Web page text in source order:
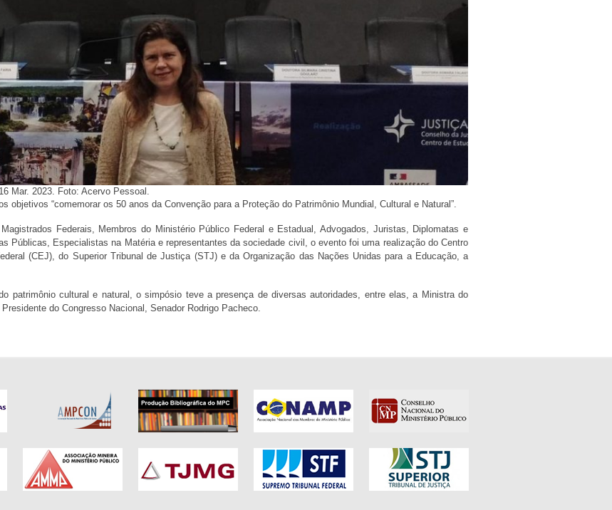
Mar. 2023. Foto: Acervo Pessoal.
objetivos “comemorar os 50 anos da Convenção para a Proteção do Patrimônio Mundial, Cultural e Natural”.
Federais, Membros do Ministério Público Federal e Estadual, Advogados, Juristas, Diplomatas e
Públicas, Especialistas na Matéria e representantes da sociedade civil, o evento foi uma realização do Centro
(CEJ), do Superior Tribunal de Justiça (STJ) e da Organização das Nações Unidas para a Educação, a
patrimônio cultural e natural, o simpósio teve a presença de diversas autoridades, entre elas, a Ministra do
do Congresso Nacional, Senador Rodrigo Pacheco.